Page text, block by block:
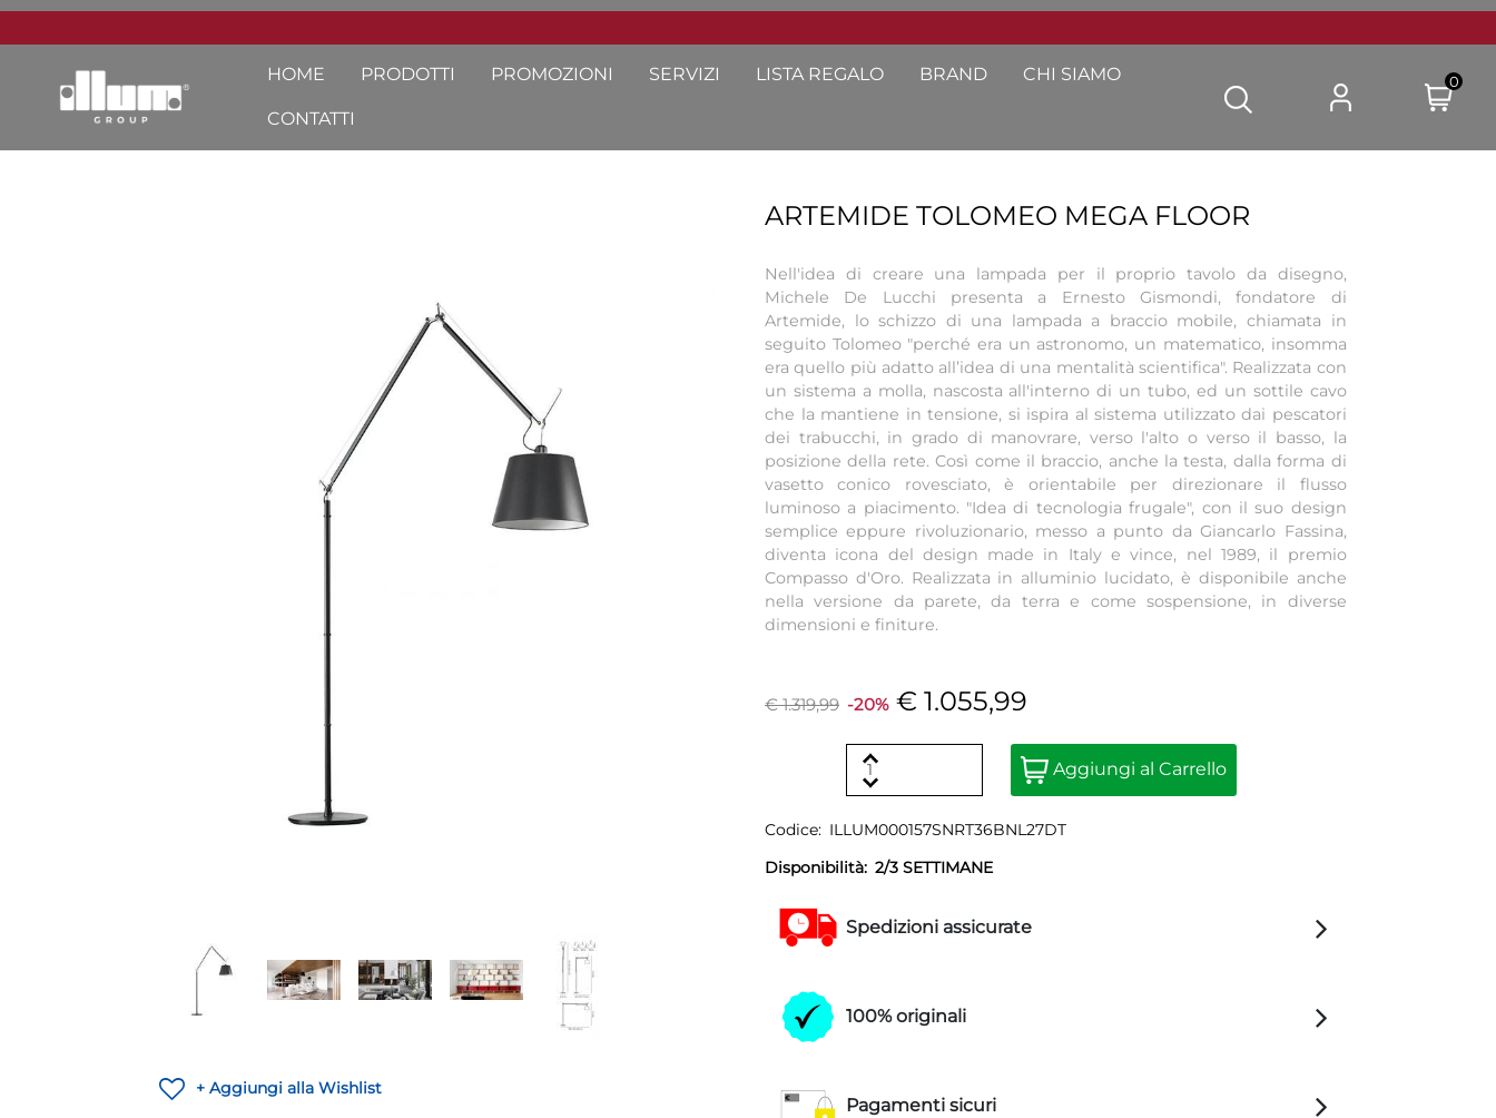
HOME PRODOTTI PROMOZIONI SERVIZI LISTA REGALO BRAND CHI SIAMO
CONTATTI
0
+ Aggiungi alla Wishlist
ARTEMIDE TOLOMEO MEGA FLOOR
Nell'idea di creare una lampada per il proprio tavolo da disegno,
Michele De Lucchi presenta a Ernesto Gismondi, fondatore di
Artemide, lo schizzo di una lampada a braccio mobile, chiamata in
seguito Tolomeo "perché era un astronomo, un matematico, insomma
era quello più adatto all’idea di una mentalità scientifica". Realizzata con
un sistema a molla, nascosta all'interno di un tubo, ed un sottile cavo
che la mantiene in tensione, si ispira al sistema utilizzato dai pescatori
dei trabucchi, in grado di manovrare, verso l'alto o verso il basso, la
posizione della rete. Così come il braccio, anche la testa, dalla forma di
vasetto conico rovesciato, è orientabile per direzionare il flusso
luminoso a piacimento. "Idea di tecnologia frugale", con il suo design
semplice eppure rivoluzionario, messo a punto da Giancarlo Fassina,
diventa icona del design made in Italy e vince, nel 1989, il premio
Compasso d'Oro. Realizzata in alluminio lucidato, è disponibile anche
nella versione da parete, da terra e come sospensione, in diverse
dimensioni e finiture.
€ 1.319,99 -20% € 1.055,99
Quantità
Aggiungi al Carrello
Codice: ILLUM000157SNRT36BNL27DT
Disponibilità: 2/3 SETTIMANE
Spedizioni assicurate
100% originali
Pagamenti sicuri